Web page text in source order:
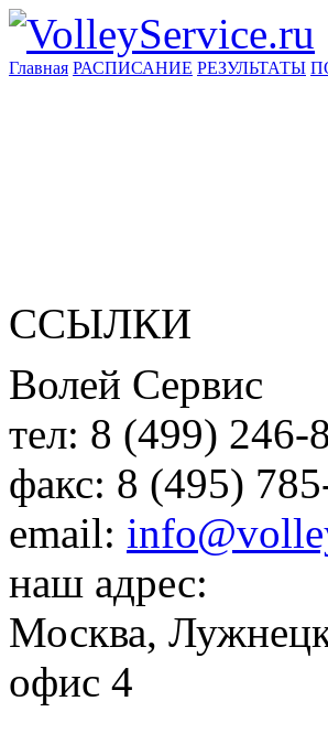
Главная РАСПИСАНИЕ РЕЗУЛЬТАТЫ
ССЫЛКИ
Волей Сервис
тел: 8 (499) 246-
факс: 8 (495)
email:
наш адрес:
Москва,
офис 4